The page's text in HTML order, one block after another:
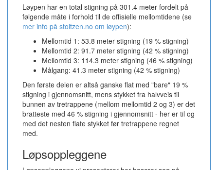
Løypen har en total stigning på 301.4 meter fordelt på
følgende måte i forhold til de offisielle mellomtidene (se
mer info på stoltzen.no om løypen):
Mellomtid 1: 53.8 meter stigning (19 % stigning)
Mellomtid 2: 91.7 meter stigning (42 % stigning)
Mellomtid 3: 114.3 meter stigning (46 % stigning)
Målgang: 41.3 meter stigning (42 % stigning)
Den første delen er altså ganske flat med "bare" 19 %
stigning i gjennomsnitt, mens stykket fra halvveis til
bunnen av tretrappene (mellom mellomtid 2 og 3) er det
bratteste med 46 % stigning i gjennomsnitt - her er til og
med det nesten flate stykket før tretrappene regnet
med.
Løpsoppleggene